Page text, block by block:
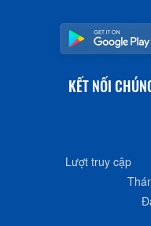
KẾT NỐI
Lượt truy cập